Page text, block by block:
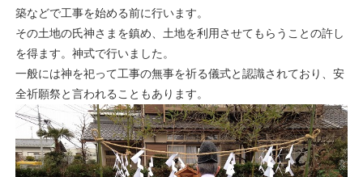
築などで工事を始める前に行います。
その土地の氏神さまを鎮め、土地を利用させてもらうことの許し
を得ます。神式で行いました。
一般には神を祀って工事の無事を祈る儀式と認識されており、安
全祈願祭と言われることもあります。